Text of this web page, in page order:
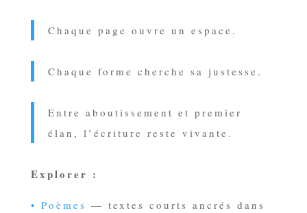
Chaque page ouvre un espace.
Chaque forme cherche sa justesse.
Entre aboutissement et premier
élan, l’écriture reste vivante.
Explorer :
• Poèmes — textes courts ancrés dans